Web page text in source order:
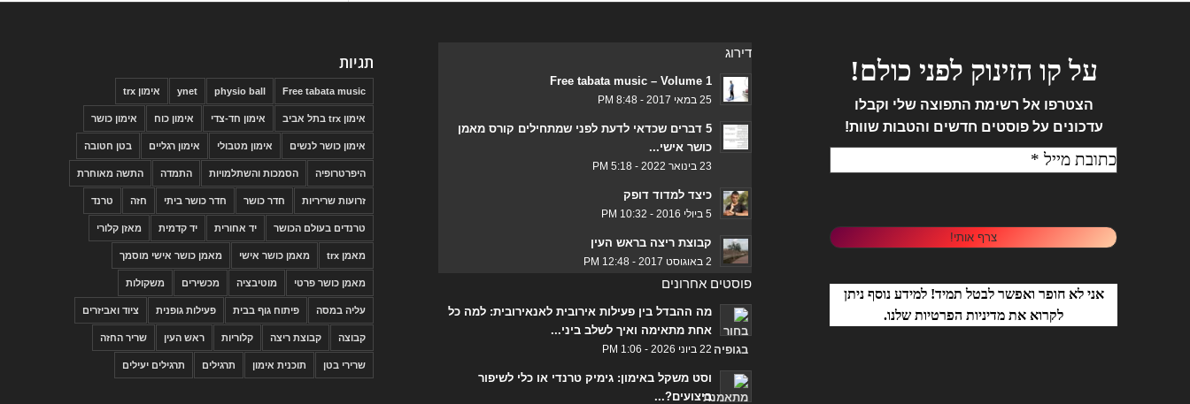
על קו הזינוק לפני כולם!
הצטרפו אל רשימת התפוצה שלי וקבלו
עדכונים על פוסטים חדשים והטבות שוות!
אני לא חופר ואפשר לבטל תמיד! למידע נוסף ניתן
לקרוא את מדיניות הפרטיות שלנו.
דירוג
Free tabata music – Volume 1
25 במאי 2017 - 8:48 PM
5 דברים שכדאי לדעת לפני שמתחילים קורס מאמן
כושר אישי...
23 בינואר 2022 - 5:18 PM
כיצד למדוד דופק
5 ביולי 2016 - 10:32 PM
קבוצת ריצה בראש העין
2 באוגוסט 2017 - 12:48 PM
פוסטים אחרונים
מה ההבדל בין פעילות אירובית לאנאירובית: למה כל
אחת מתאימה ואיך לשלב ביני...
22 ביוני 2026 - 1:06 PM
וסט משקל באימון: גימיק טרנדי או כלי לשיפור
ביצועים?...
תגיות
Free tabata music
physio ball
ynet אימון trx
אימון trx בתל אביב אימון חד-צדי אימון כוח אימון כושר
אימון כושר לנשים אימון מטבולי אימון רגליים בטן חטובה
היפרטרופיה הסמכות והשתלמויות התמדה התשה מאוחרת
זרועות שריריות חדר כושר חדר כושר ביתי חזה טרנד
טרנדים בעולם הכושר יד אחורית יד קדמית מאזן קלורי
מאמן trx מאמן כושר אישי מאמן כושר אישי מוסמך
מאמן כושר פרטי מוטיבציה מכשירים משקולות
עליה במסה פיתוח גוף בבית פעילות גופנית ציוד ואביזרים
קבוצה קבוצת ריצה קלוריות ראש העין שריר החזה
שרירי בטן תוכנית אימון תרגילים תרגילים יעילים